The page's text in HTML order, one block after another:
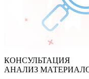
КОНСУЛЬТАЦИЯ
АНАЛИЗ